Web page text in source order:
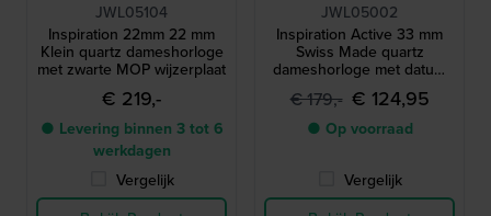
JWL05104
Inspiration 22mm 22 mm
Klein quartz dameshorloge
met zwarte MOP wijzerplaat
€ 219,-
● Levering binnen 3 tot 6
werkdagen
Vergelijk
JWL05002
Inspiration Active 33 mm
Swiss Made quartz
dameshorloge met datum
en een parelmoer
wijzerplaat
€ 179,- € 124,95
● Op voorraad
Vergelijk